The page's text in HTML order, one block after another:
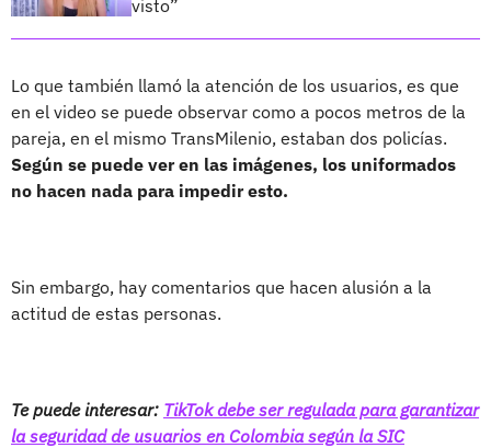
visto”
Lo que también llamó la atención de los usuarios, es que
en el video se puede observar como a pocos metros de la
pareja, en el mismo TransMilenio, estaban dos policías.
Según se puede ver en las imágenes, los uniformados
no hacen nada para impedir esto.
Sin embargo, hay comentarios que hacen alusión a la
actitud de estas personas.
Te puede interesar: TikTok debe ser regulada para garantizar
la seguridad de usuarios en Colombia según la SIC